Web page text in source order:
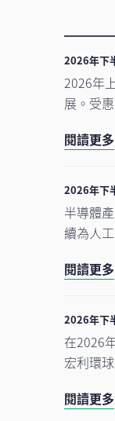
2026年下
2026年
展。受
指數錄
下商業
累，但
中。在
推動中
現的五
閱讀更多
2026年下
半導體
續為人
早前的
統。隨
現，我
增長強
使用率
有望延
閱讀更多
2026年下
在2026
宏利環
動性。
閱讀更多